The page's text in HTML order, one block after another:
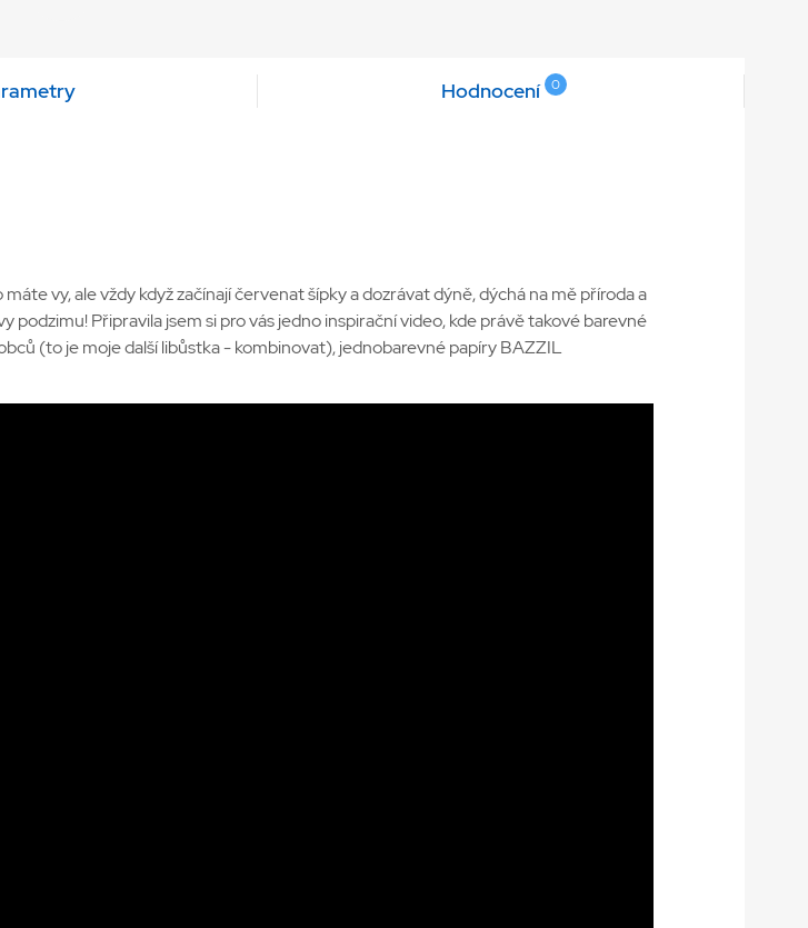
Hodnocení 0
vy, ale vždy když začínají červenat šípky a dozrávat dýně, dýchá na mě příroda a
Připravila jsem si pro vás jedno inspirační video, kde právě takové barevné
(to je moje další libůstka - kombinovat), jednobarevné papíry BAZZIL